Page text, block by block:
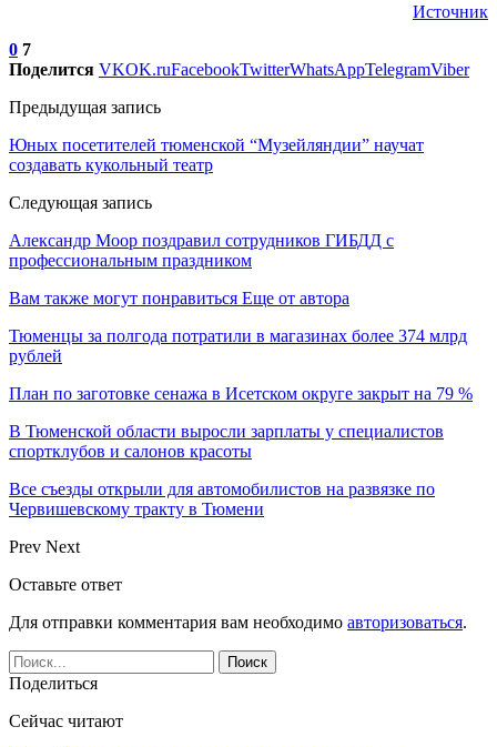
Источник
0 7
Поделится VKOK.ruFacebookTwitterWhatsAppTelegramViber
Предыдущая запись
Юных посетителей тюменской “Музейляндии” научат
создавать кукольный театр
Следующая запись
Александр Моор поздравил сотрудников ГИБДД с
профессиональным праздником
Вам также могут понравиться Еще от автора
Тюменцы за полгода потратили в магазинах более 374 млрд
рублей
План по заготовке сенажа в Исетском округе закрыт на 79 %
В Тюменской области выросли зарплаты у специалистов
спортклубов и салонов красоты
Все съезды открыли для автомобилистов на развязке по
Червишевскому тракту в Тюмени
Prev Next
Оставьте ответ
Для отправки комментария вам необходимо авторизоваться.
Поделиться
Сейчас читают